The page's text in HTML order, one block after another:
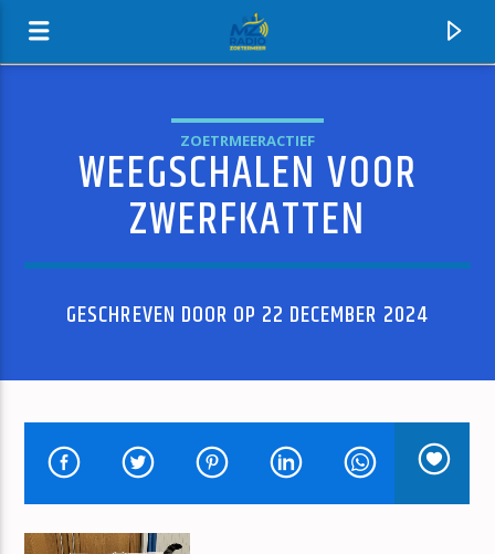
MZ-RADIO
HUIDIG NUMMER
THE MIDDLE OF THE ROAD SHOW
HANS DE KNEGT
ZOETRMEERACTIEF
WEEGSCHALEN VOOR
ZWERFKATTEN
GESCHREVEN DOOR OP 22 DECEMBER 2024